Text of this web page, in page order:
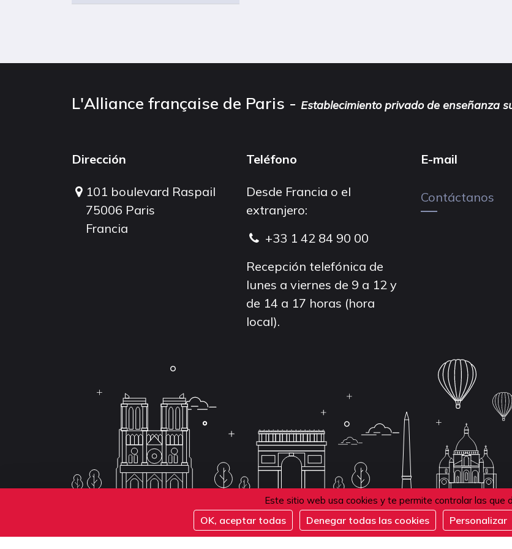
Este sitio web usa cookies y te permite controlar las que
OK, aceptar todas Denegar todas las cookies Personalizar
L'Alliance française de Paris - Establecimiento privado de enseñanza
Dirección
101 boulevard Raspail
75006 Paris
Francia
Teléfono
Desde Francia o el
extranjero:
+33 1 42 84 90 00
Recepción telefónica de
lunes a viernes de 9 a 12 y
de 14 a 17 horas (hora
local).
E-mail
Contáctanos
Conditions d'inscription aux examens
Politique de confidentialité